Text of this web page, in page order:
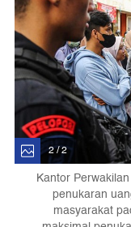
2 / 2
Kantor
penukaran
masyarakat